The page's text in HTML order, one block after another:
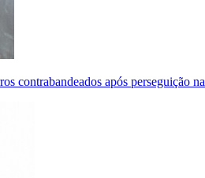
contrabandeados após perseguição